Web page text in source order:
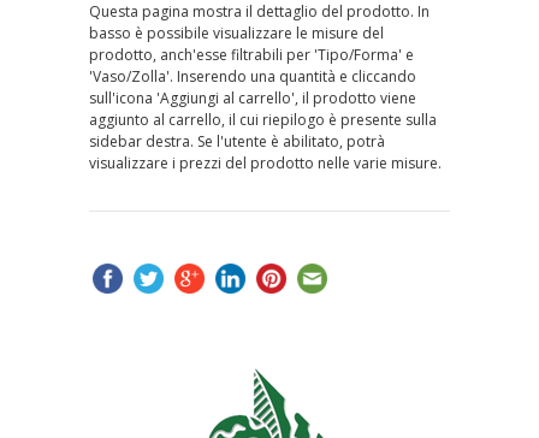
Questa pagina mostra il dettaglio del prodotto. In
basso è possibile visualizzare le misure del
prodotto, anch'esse filtrabili per 'Tipo/Forma' e
'Vaso/Zolla'. Inserendo una quantità e cliccando
sull'icona 'Aggiungi al carrello', il prodotto viene
aggiunto al carrello, il cui riepilogo è presente sulla
sidebar destra. Se l'utente è abilitato, potrà
visualizzare i prezzi del prodotto nelle varie misure.